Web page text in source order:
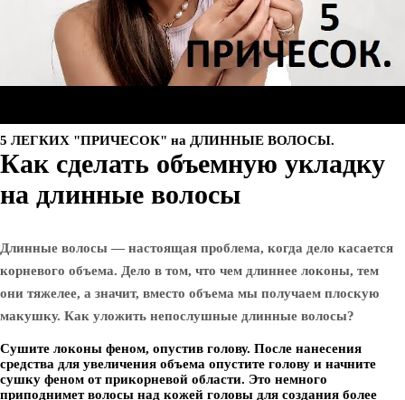
5 ЛЕГКИХ "ПРИЧЕСОК" на ДЛИННЫЕ ВОЛОСЫ.
Как сделать объемную укладку
на длинные волосы
Длинные волосы — настоящая проблема, когда дело касается
корневого объема. Дело в том, что чем длиннее локоны, тем
они тяжелее, а значит, вместо объема мы получаем плоскую
макушку. Как уложить непослушные длинные волосы?
Сушите локоны феном, опустив голову. После нанесения
средства для увеличения объема опустите голову и начните
сушку феном от прикорневой области. Это немного
приподнимет волосы над кожей головы для создания более